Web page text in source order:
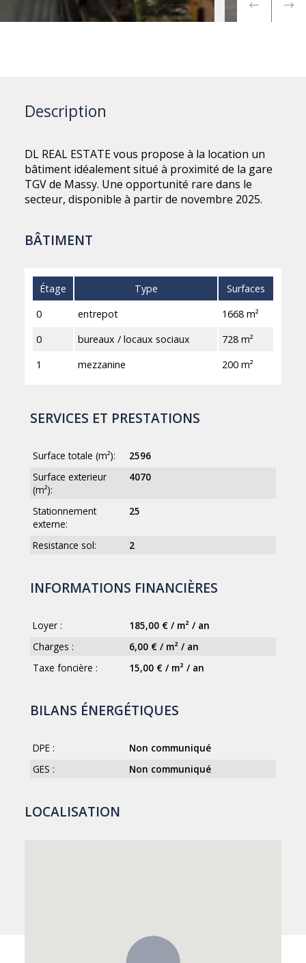
Description
DL REAL ESTATE vous propose à la location un
bâtiment idéalement situé à proximité de la gare
TGV de Massy. Une opportunité rare dans le
secteur, disponible à partir de novembre 2025.
BÂTIMENT
Étage Type
Surfaces
0
entrepot
1668 m²
0
bureaux / locaux sociaux
728 m²
1
mezzanine 200 m²
SERVICES ET PRESTATIONS
Surface totale (m²):
2596
Surface exterieur
(m²):
4070
Stationnement
externe:
25
Resistance sol: 2
INFORMATIONS FINANCIÈRES
Loyer :
185,00 € / m² / an
Charges :
6,00 € / m² / an
Taxe foncière :
15,00 € / m² / an
BILANS ÉNERGÉTIQUES
DPE :
Non communiqué
GES :
Non communiqué
LOCALISATION